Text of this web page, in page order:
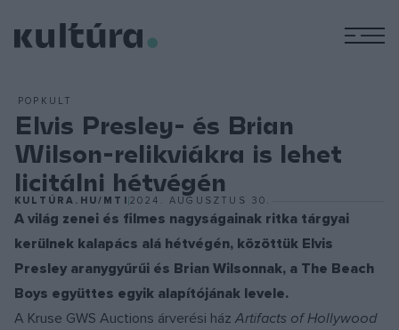
POPKULT
Elvis Presley- és Brian
Wilson-relikviákra is lehet
licitálni hétvégén
KULTÚRA.HU/MTI 2024. AUGUSZTUS 30.
A világ zenei és filmes nagyságainak ritka tárgyai
kerülnek kalapács alá hétvégén, közöttük Elvis
Presley aranygyűrűi és Brian Wilsonnak, a The Beach
Boys együttes egyik alapítójának levele.
A Kruse GWS Auctions árverési házArtifacts of Hollywood